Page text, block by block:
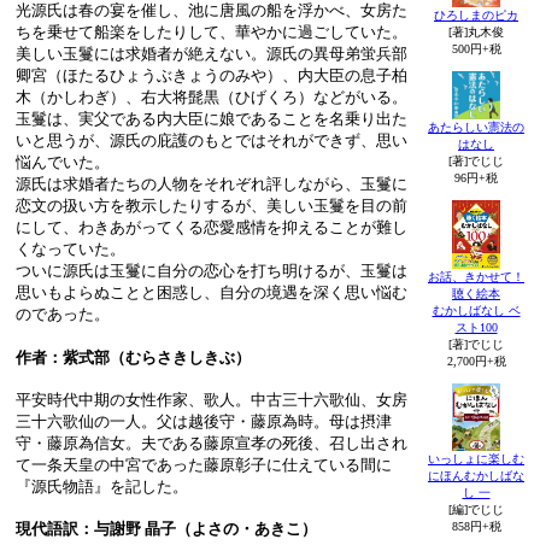
光源氏は春の宴を催し、池に唐風の船を浮かべ、女房た
ちを乗せて船楽をしたりして、華やかに過ごしていた。
美しい玉鬘には求婚者が絶えない。源氏の異母弟蛍兵部
卿宮（ほたるひょうぶきょうのみや）、内大臣の息子柏
木（かしわぎ）、右大将髭黒（ひげくろ）などがいる。
玉鬘は、実父である内大臣に娘であることを名乗り出た
いと思うが、源氏の庇護のもとではそれができず、思い
悩んでいた。
源氏は求婚者たちの人物をそれぞれ評しながら、玉鬘に
恋文の扱い方を教示したりするが、美しい玉鬘を目の前
にして、わきあがってくる恋愛感情を抑えることが難し
くなっていた。
ついに源氏は玉鬘に自分の恋心を打ち明けるが、玉鬘は
思いもよらぬことと困惑し、自分の境遇を深く思い悩む
のであった。
作者：紫式部（むらさきしきぶ）
平安時代中期の女性作家、歌人。中古三十六歌仙、女房
三十六歌仙の一人。父は越後守・藤原為時。母は摂津
守・藤原為信女。夫である藤原宣孝の死後、召し出され
て一条天皇の中宮であった藤原彰子に仕えている間に
『源氏物語』を記した。
現代語訳：与謝野 晶子（よさの・あきこ）
ひろしまのピカ
[著]丸木俊
500円+税
あたらしい憲法の
はなし
[著]でじじ
96円+税
お話、きかせて！
聴く絵本
むかしばなし ベ
スト100
[著]でじじ
2,700円+税
いっしょに楽しむ
にほんむかしばな
し 一
[編]でじじ
858円+税